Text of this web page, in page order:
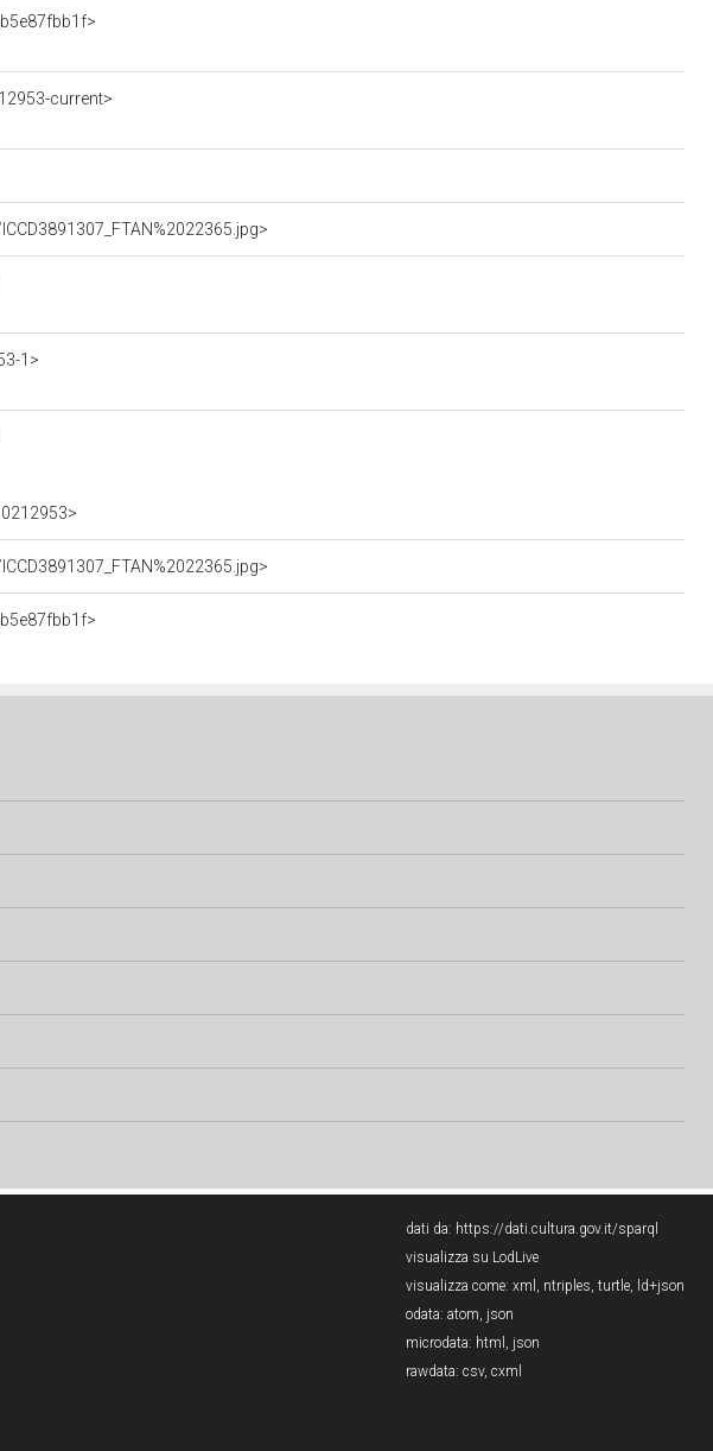
current>
1>
dati da: https://dati.cultura.gov.it/sparql
visualizza su LodLive
visualizza come: xml , ntriples, turtle, ld+json
odata: atom, json
microdata: html , json
rawdata: csv, cxml